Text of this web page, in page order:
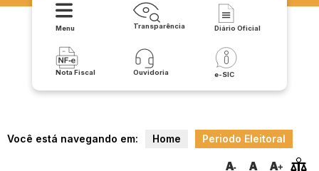
Menu Transparência Diário Oficial
Nota Fiscal Ouvidoria e-SIC
Você está navegando em: Home Periodo Eleitoral